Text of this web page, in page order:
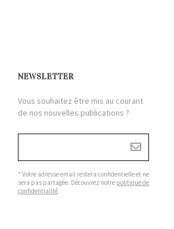
NEWSLETTER
Vous souhaitez être mis au courant
de nos nouvelles publications ?
* Votre adresse email restera confidentielle et ne
sera pas partagée. Découvrez notre politique de
confidentialité.